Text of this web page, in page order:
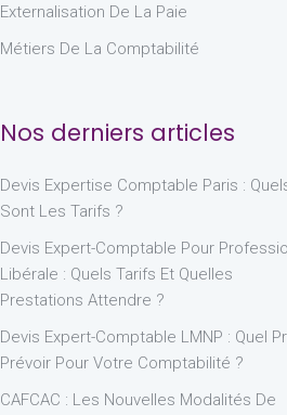
Externalisation De La Paie
Métiers De La Comptabilité
Nos derniers articles
Devis Expertise Comptable Paris :
Sont Les Tarifs ?
Devis Expert-Comptable Pour
Libérale : Quels Tarifs Et Quelles
Prestations Attendre ?
Devis Expert-Comptable LMNP : Quel
Prévoir Pour Votre Comptabilité ?
CAFCAC : Les Nouvelles Modalités De